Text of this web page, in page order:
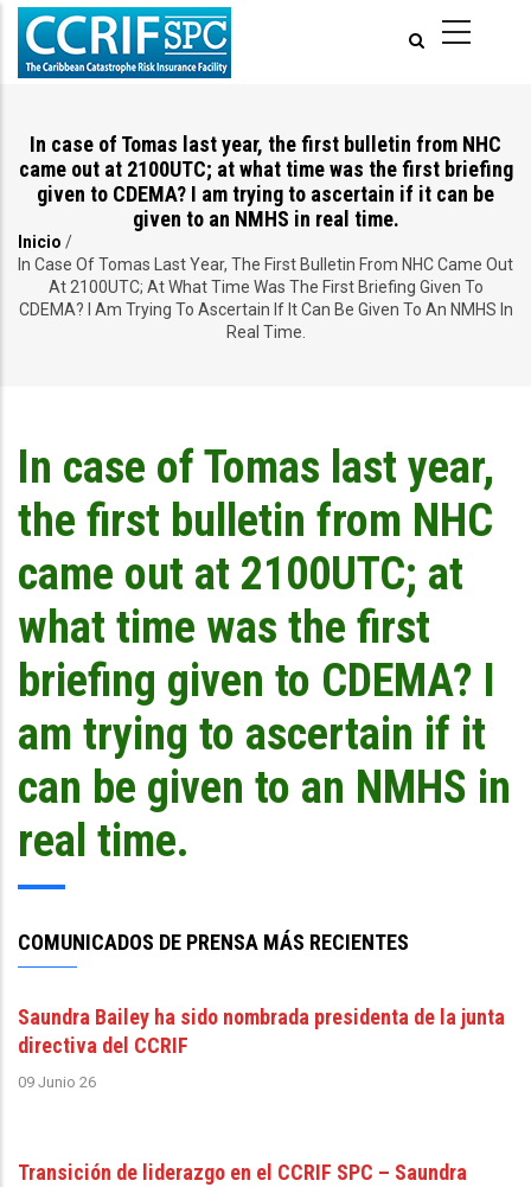
Pasar
contenido
In case of Tomas last year, the first bulletin from NHC
came out at 2100UTC; at what time was the first briefing
given to CDEMA? I am trying to ascertain if it can be
given to an NMHS in real time.
Ruta
de
Inicio /
In Case Of Tomas Last Year, The First Bulletin From NHC Came Out
At 2100UTC; At What Time Was The First Briefing Given To
CDEMA? I Am Trying To Ascertain If It Can Be Given To An NMHS In
Real Time.
In case of Tomas last year,
the first bulletin from NHC
came out at 2100UTC; at
what time was the first
briefing given to CDEMA? I
am trying to ascertain if it
can be given to an NMHS in
real time.
COMUNICADOS DE PRENSA MÁS RECIENTES
Saundra Bailey ha sido nombrada presidenta de la junta
directiva del CCRIF
09 Junio 26
Transición de liderazgo en el CCRIF SPC – Saundra